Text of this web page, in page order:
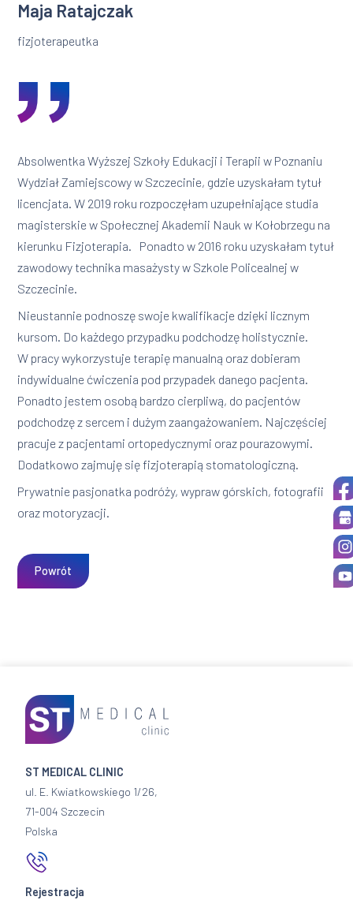
Maja Ratajczak
fizjoterapeutka
Absolwentka Wyższej Szkoły Edukacji i Terapii w Poznaniu
Wydział Zamiejscowy w Szczecinie, gdzie uzyskałam tytuł
licencjata. W 2019 roku rozpoczęłam uzupełniające studia
magisterskie w Społecznej Akademii Nauk w Kołobrzegu na
kierunku Fizjoterapia. Ponadto w 2016 roku uzyskałam tytuł
zawodowy technika masażysty w Szkole Policealnej w
Szczecinie.
Nieustannie podnoszę swoje kwalifikacje dzięki licznym
kursom. Do każdego przypadku podchodzę holistycznie.
W pracy wykorzystuje terapię manualną oraz dobieram
indywidualne ćwiczenia pod przypadek danego pacjenta.
Ponadto jestem osobą bardzo cierpliwą, do pacjentów
podchodzę z sercem i dużym zaangażowaniem. Najczęściej
pracuje z pacjentami ortopedycznymi oraz pourazowymi.
Dodatkowo zajmuję się fizjoterapią stomatologiczną.
Prywatnie pasjonatka podróży, wypraw górskich, fotografii
oraz motoryzacji.
Powrót
ST MEDICAL CLINIC
ul. E. Kwiatkowskiego 1/26,
71-004 Szczecin
Polska
Rejestracja